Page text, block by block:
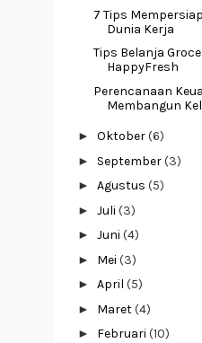
7 Tips
Dunia Kerja
Tips Belanja
HappyFresh
Perencanaan
Membangun
► Oktober(6)
► September(3)
► Agustus (5)
► Juli (3)
► Juni (4)
► Mei (3)
► April (5)
► Maret(4)
► Februari (10)